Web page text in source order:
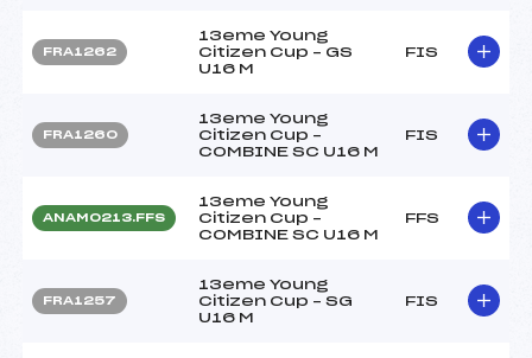
FRA1262
13eme Young
Citizen Cup – GS
U16 M
FIS
FRA1260
13eme Young
Citizen Cup –
COMBINE SC U16 M
FIS
ANAM0213.FFS
13eme Young
Citizen Cup –
COMBINE SC U16 M
FFS
FRA1257
13eme Young
Citizen Cup – SG
U16 M
FIS